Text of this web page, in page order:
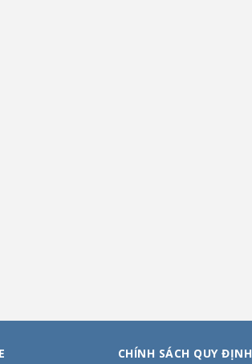
CHÍNH SÁCH QUY ĐỊNH